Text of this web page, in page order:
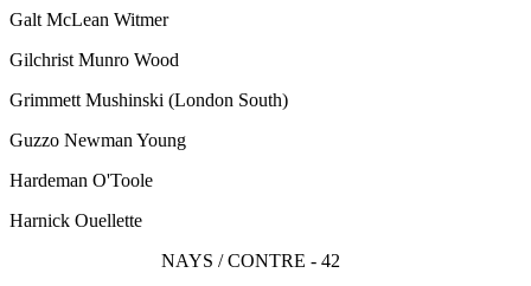
Galt McLean Witmer
Gilchrist Munro Wood
Grimmett Mushinski (London South)
Guzzo Newman Young
Hardeman O'Toole
Harnick Ouellette
NAYS / CONTRE - 42